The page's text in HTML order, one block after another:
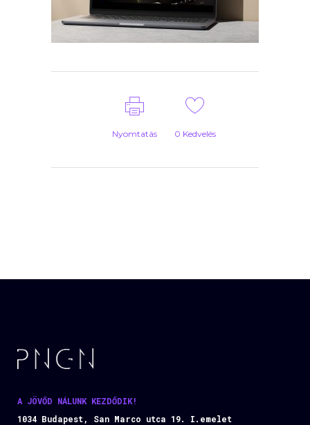
Nyomtatás 0 Kedvelés
A JÖVŐD NÁLUNK KEZDŐDIK!
1034 Budapest, San Marco utca 19. I.emelet